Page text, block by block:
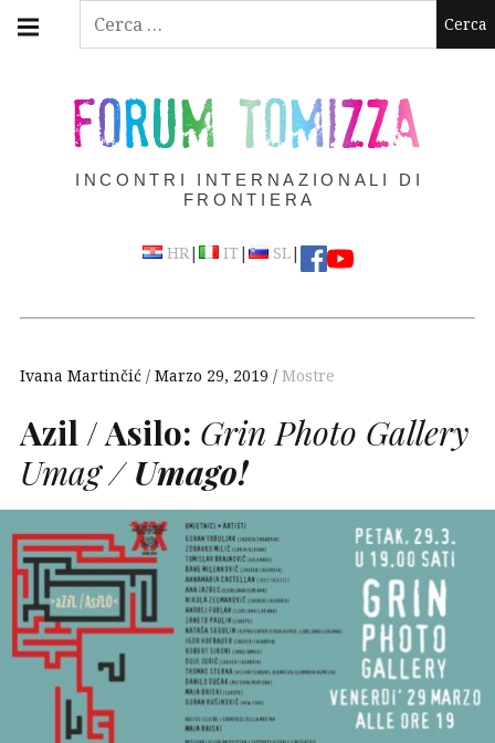
Ricerca
Skip
FORUM TOMIZZA
INCONTRI INTERNAZIONALI DI
FRONTIERA
HR| IT | SL|
navigation
Ivana Martinčić Marzo 29, 2019 Mostre
Azil / Asilo: Grin Photo Gallery
Umag / Umago!